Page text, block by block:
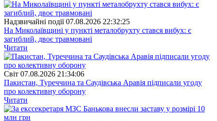
Надзвичайні події 07.08.2026 22:32:25
На Миколаївщині у пункті металобрухту стався вибух: є
загиблий, двоє травмовані
Читати
Свiт 07.08.2026 21:34:06
Пакистан, Туреччина та Саудівська Аравія підписали угоду
про колективну оборону
Читати